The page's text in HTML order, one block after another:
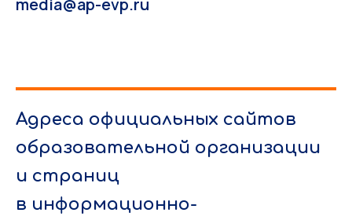
media@ap-evp.ru
Адреса официальных сайтов
образовательной организации
и страниц
в информационно-